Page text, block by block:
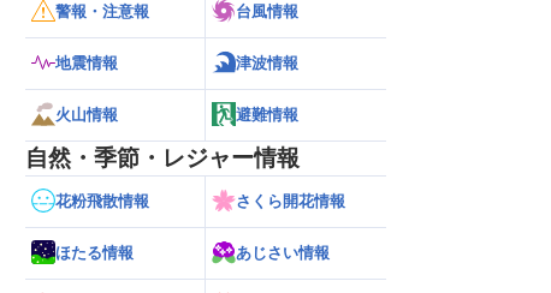
警報・注意報 台風情報
地震情報 津波情報
火山情報 避難情報
自然・季節・レジャー情報
花粉飛散情報 さくら開花情報
ほたる情報 あじさい情報